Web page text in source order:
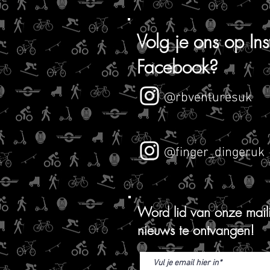
Volg je ons op
Facebook?
@rbventuresuk
@finger_dingeruk
Word lid van onze
nieuws te ontvangen!